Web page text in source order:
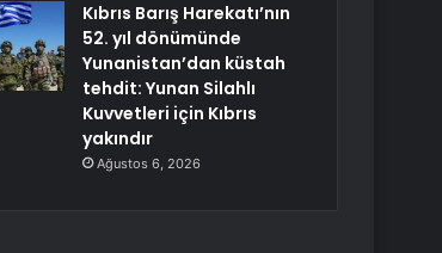
Kıbrıs Barış Harekatı’nın
52. yıl dönümünde
Yunanistan’dan küstah
tehdit: Yunan Silahlı
Kuvvetleri için Kıbrıs
yakındır
Ağustos 6, 2026